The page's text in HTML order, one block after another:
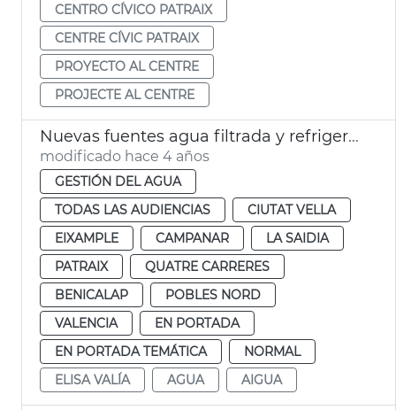
CENTRO CÍVICO PATRAIX
CENTRE CÍVIC PATRAIX
PROYECTO AL CENTRE
PROJECTE AL CENTRE
Nuevas fuentes agua filtrada y refrigerada
modificado hace 4 años
GESTIÓN DEL AGUA
TODAS LAS AUDIENCIAS
CIUTAT VELLA
EIXAMPLE
CAMPANAR
LA SAIDIA
PATRAIX
QUATRE CARRERES
BENICALAP
POBLES NORD
VALENCIA
EN PORTADA
EN PORTADA TEMÁTICA
NORMAL
ELISA VALÍA
AGUA AIGUA